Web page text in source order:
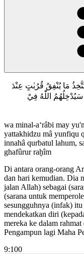
مَا يُنْفِقُ قُرُبٰتٍ عِنْدَ
اللّٰهُ فِيْ
wa minal-a‘râbi may
yattakhidzu mâ yunfiqu
innahâ qurbatul lahum,
ghafûrur raḫîm
Di antara orang-orang
dan hari kemudian. Dia
jalan Allah) sebagai
(sarana untuk
sesungguhnya (infak)
mendekatkan diri
mereka ke dalam
Pengampun lagi Maha
9:100